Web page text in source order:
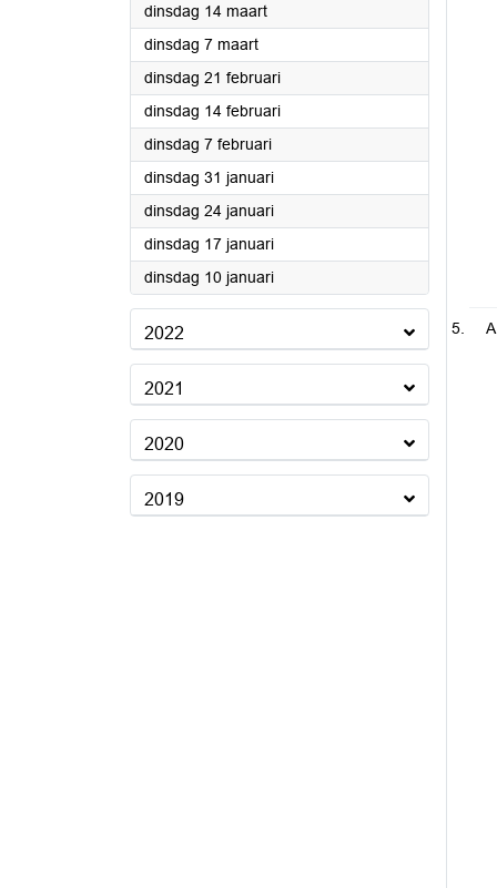
dinsdag 14 maart2023
dinsdag 7 maart2023
dinsdag 21 februari2023
dinsdag 14 februari2023
dinsdag 7 februari2023
dinsdag 31 januari2023
dinsdag 24 januari2023
dinsdag 17 januari2023
dinsdag 10 januari2023
2022
2021
2020
2019